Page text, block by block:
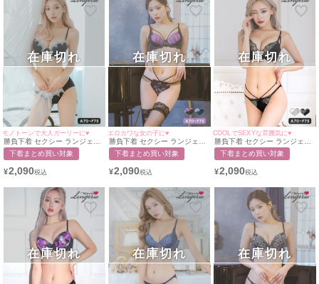
モノトーンで大人ガーリーに♥
勝負下着 セクシー ランジェリ
ー ケミカルフラワーレース脇
高ブラ＆ショーツ2点セット
下着まとめ買い対象
¥2,090
在庫切れ
エロカワな女の子に♥
勝負下着 セクシー ランジェリ
ー ビジュー付きシアーチュー
ルギャザー×花柄レース脇高3/4
点セット
下着まとめ買い対象
¥2,090
在庫切れ
COOLでSEXYな雰囲気に♥
勝負下着 セクシー ランジェリ
ー セクシーフラワーレースリ
ボンブラ＆ラインショーツ2点
下着まとめ買い対象
¥2,090
在庫切れ
在庫切れ 在庫切れ 在庫切れ